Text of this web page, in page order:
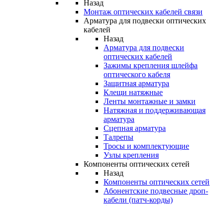
Назад
Монтаж оптических кабелей связи
Арматура для подвески оптических
кабелей
Назад
Арматура для подвески
оптических кабелей
Зажимы крепления шлейфа
оптического кабеля
Защитная арматура
Клещи натяжные
Ленты монтажные и замки
Натяжная и поддерживающая
арматура
Сцепная арматура
Талрепы
Тросы и комплектующие
Узлы крепления
Компоненты оптических сетей
Назад
Компоненты оптических сетей
Абонентские подвесные дроп-
кабели (патч-корды)